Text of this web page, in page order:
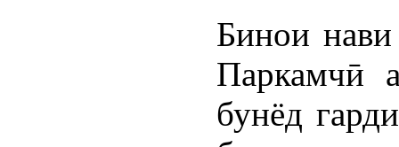
Бинои
Паркамчӣ
бунёд